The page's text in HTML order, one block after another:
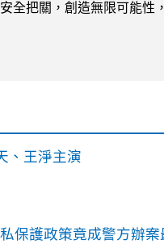
全把關，創造無限可能性
、王淨主演
保護政策竟成警方辦案